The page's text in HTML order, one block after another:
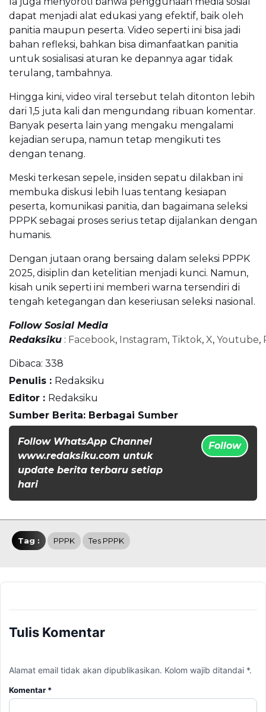
dapat menjadi alat edukasi yang efektif, baik oleh
panitia maupun peserta. Video seperti ini bisa jadi
bahan refleksi, bahkan bisa dimanfaatkan panitia
untuk sosialisasi aturan ke depannya agar tidak
terulang, tambahnya.
Hingga kini, video viral tersebut telah ditonton lebih
dari 1,5 juta kali dan mengundang ribuan komentar.
Banyak peserta lain yang mengaku mengalami
kejadian serupa, namun tetap mengikuti tes
dengan tenang.
Meski terkesan sepele, insiden sepatu dilakban ini
membuka diskusi lebih luas tentang kesiapan
peserta, komunikasi panitia, dan bagaimana seleksi
PPPK sebagai proses serius tetap dijalankan dengan
humanis.
Dengan jutaan orang bersaing dalam seleksi PPPK
2025, disiplin dan ketelitian menjadi kunci. Namun,
kisah unik seperti ini memberi warna tersendiri di
tengah ketegangan dan keseriusan seleksi nasional.
Follow Sosial Media
Redaksiku : Facebook, Instagram, Tiktok, X, Youtube,
Dibaca: 338
Penulis : Redaksiku
Editor : Redaksiku
Sumber Berita: Berbagai Sumber
Follow WhatsApp Channel
www.redaksiku.com untuk
update berita terbaru setiap
hari
Follow
Tag : PPPK Tes PPPK
Tulis Komentar